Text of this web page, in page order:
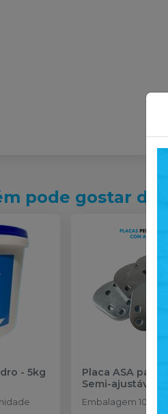
pode gostar
- 5kg
Placa ASA para
Semi-ajustável
Embalagem 100